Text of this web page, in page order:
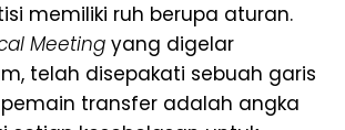
memiliki ruh berupa aturan.
Meeting yang digelar
telah disepakati sebuah garis
transfer adalah angka